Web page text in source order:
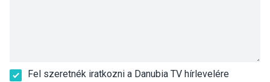
Fel szeretnék iratkozni a Danubia TV hírlevelére